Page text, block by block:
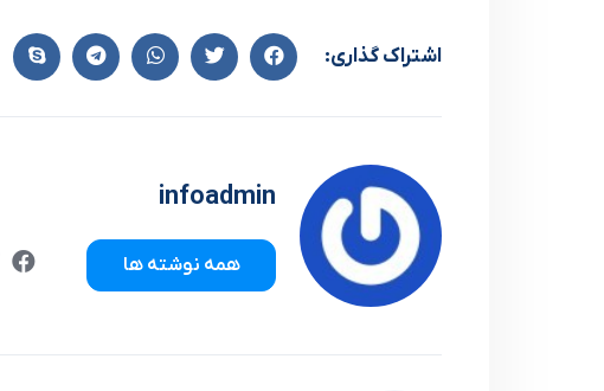
اشتراک گذاری:
infoadmin
همه نوشته ها